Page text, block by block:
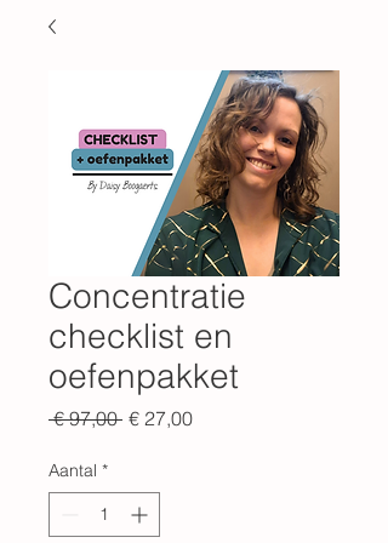
Concentratie
checklist en
oefenpakket
€ 97,00 Normale
€ 27,00Verkoopprijs
Aantal *